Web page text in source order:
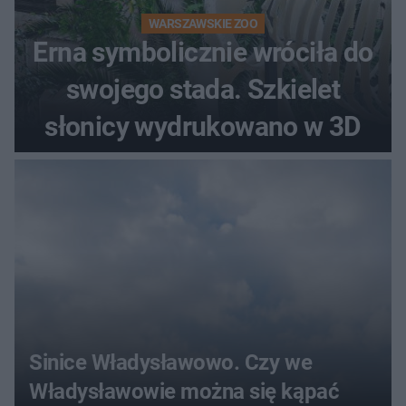
WARSZAWSKIE ZOO
Erna symbolicznie wróciła do
swojego stada. Szkielet
słonicy wydrukowano w 3D
Sinice Władysławowo. Czy we
Władysławowie można się kąpać